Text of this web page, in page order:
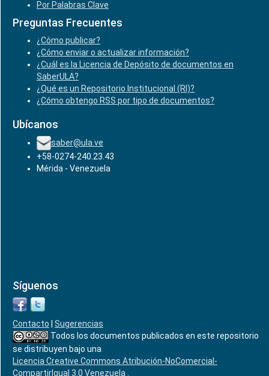
Por Palabras Clave
Preguntas Frecuentes
¿Cómo publicar?
¿Cómo enviar o actualizar información?
¿Cuál es la Licencia de Depósito de documentos en
SaberULA?
¿Qué es un Repositorio Institucional (RI)?
¿Cómo obtengo RSS por tipo de documentos?
Ubícanos
saber@ula.ve
+58-0274-240.23.43
Mérida - Venezuela
Síguenos
Contacto
Sugerencias
Todos los documentos publicados en este repositorio
se distribuyen bajo una
Licencia Creative Commons Atribución-NoComercial-
CompartirIgual 3.0 Venezuela